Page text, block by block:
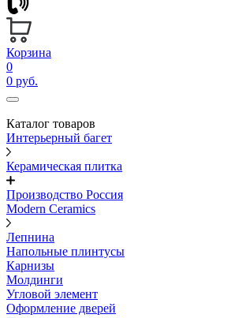
Корзина
0
0 руб.
Каталог товаров
Интерьерный багет
Керамическая плитка
Производство Россия
Modern Ceramics
Лепнина
Напольные плинтусы
Карнизы
Молдинги
Угловой элемент
Оформление дверей